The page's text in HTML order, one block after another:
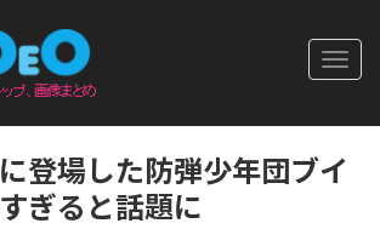
登場した防弾少年団ブイ
ぎると話題に